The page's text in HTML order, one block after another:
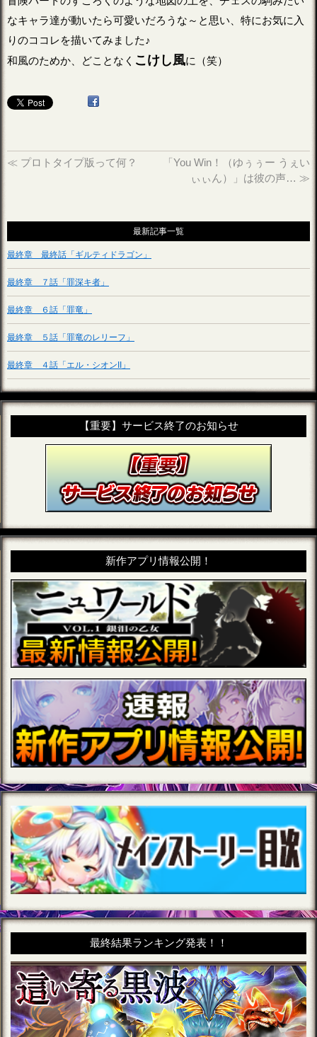
なキャラ達が動いたら可愛いだろうな～と思い、特にお気に入
りのココレを描いてみました♪
和風のためか、どことなく こけし風に（笑）
≪ プロトタイプ版って何？
「You Win！（ゆぅぅー うぇい
ぃぃん）」は彼の声… ≫
最新記事一覧
最終章 最終話「ギルティドラゴン」
最終章 ７話「罪深キ者」
最終章 ６話「罪竜」
最終章 ５話「罪竜のレリーフ」
最終章 ４話「エル・シオンII」
【重要】サービス終了のお知らせ
新作アプリ情報公開！
最終結果ランキング発表！！